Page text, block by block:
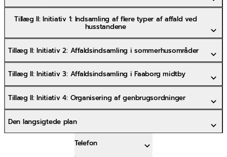
Tillæg II: Initiativ 1: Indsamling af flere typer af affald ved
husstandene
Tillæg II: Initiativ 2: Affaldsindsamling i sommerhusområder
Tillæg II: Initiativ 3: Affaldsindsamling i Faaborg midtby
Tillæg II: Initiativ 4: Organisering af genbrugsordninger
Den langsigtede plan
Telefon